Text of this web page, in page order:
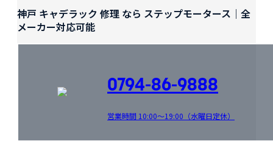
神戸 キャデラック 修理 なら ステップモータース｜全
メーカー対応可能
0794-86-9888
営業時間 10:00～19:00（水曜日定休）